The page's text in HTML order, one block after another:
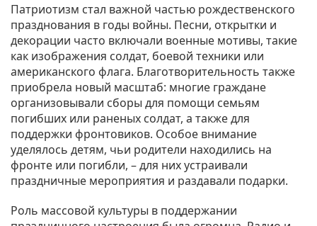
Патриотизм стал важной частью рождественского
празднования в годы войны. Песни, открытки и
декорации часто включали военные мотивы, такие
как изображения солдат, боевой техники или
американского флага. Благотворительность также
приобрела новый масштаб: многие граждане
организовывали сборы для помощи семьям
погибших или раненых солдат, а также для
поддержки фронтовиков. Особое внимание
уделялось детям, чьи родители находились на
фронте или погибли, – для них устраивали
праздничные мероприятия и раздавали подарки.
Роль массовой культуры в поддержании